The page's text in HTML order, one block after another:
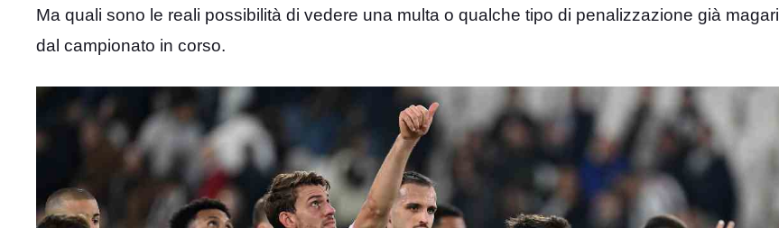
Ma quali sono le reali possibilità di vedere una multa o qualche tipo di penalizzazione già magari
dal campionato in corso.